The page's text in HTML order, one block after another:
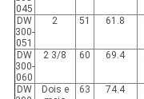
045
DW
300-
051
2 51 61.8
DW
300-
060
2 3/8 60 69.4
DW
Dois e
63 74.4